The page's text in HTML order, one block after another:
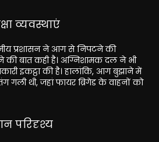
व्यवस्थाएं
प्रशासन ने आग से निपटने की
की बात कही है। अग्निशामक दल ने भी
इकट्ठा की है। हालांकि, आग बुझाने में
गली थी, जहां फायर ब्रिगेड के वाहनों को
परिदृश्य